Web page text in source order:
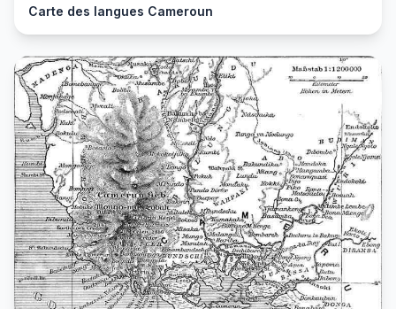
Carte des langues Cameroun